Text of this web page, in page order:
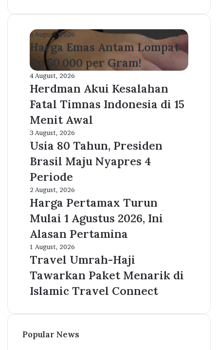
Harga
Emas
Antam
Lompat
Rp
50.000
per
Gram!
6 August, 2026
Harga Emas Antam Lompat
Rp 50.000 per Gram!
Herdman
Akui
Fatal
Timnas
Indonesia
di
15
Menit
Awal
4 August, 2026
Herdman Akui Kesalahan
Fatal Timnas Indonesia di 15
Menit Awal
Usia
80
Presiden
Brasil
Maju
Nyapres
4
Periode
3 August, 2026
Usia 80 Tahun, Presiden
Brasil Maju Nyapres 4
Periode
Harga
Pertamax
Mulai
1
Agustus
2026,
Ini
Alasan
Pertamina
2 August, 2026
Harga Pertamax Turun
Mulai 1 Agustus 2026, Ini
Alasan Pertamina
Travel
Umrah-
Tawarkan
Paket
Menarik
Connect
1 August, 2026
Travel Umrah-Haji
Tawarkan Paket Menarik di
Islamic Travel Connect
Popular News